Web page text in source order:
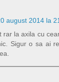
august 2014 la
rar la axila cu
Sigur o sa ai